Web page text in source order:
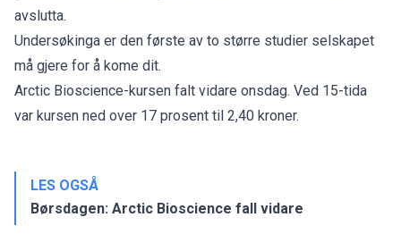
avslutta.
Undersøkinga er den første av to større studier selskapet
må gjere for å kome dit.
Arctic Bioscience-kursen falt vidare onsdag. Ved 15-tida
var kursen ned over 17 prosent til 2,40 kroner.
LES OGSÅ
Børsdagen: Arctic Bioscience fall vidare